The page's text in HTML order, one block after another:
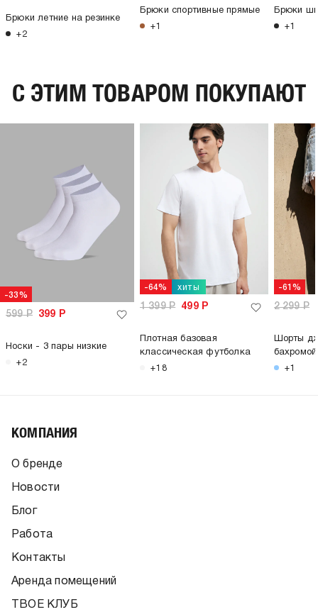
Брюки летние на резинке
+2
Брюки спортивные прямые
+1
Брюки
+1
C ЭТИМ ТОВАРОМ ПОКУПАЮТ
-33%
599Р 399 Р
Носки - 3 пары низкие
+2
-64% хиты
1 399Р 499Р
Плотная базовая
классическая футболка
+18
-61%
2 299Р
Шорты
бахромой
+1
КОМПАНИЯ
О бренде
Новости
Блог
Работа
Контакты
Аренда помещений
ТВОЕ КЛУБ